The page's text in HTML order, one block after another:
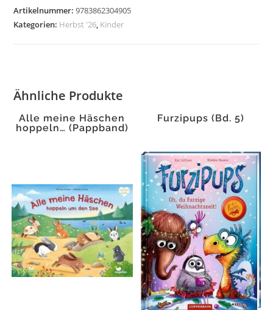
Halloween
Menge
Artikelnummer:9783862304905
Kategorien: Herbst '26, Kinder
Ähnliche Produkte
Alle meine Häschen
hoppeln… (Pappband)
Furzipups (Bd. 5)